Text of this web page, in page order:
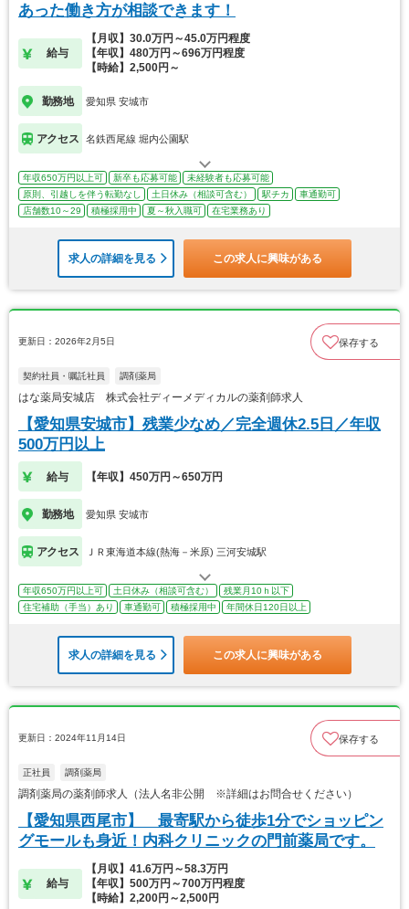
あった働き方が相談できます！
給与
【月収】30.0万円～45.0万円程度
【年収】480万円～696万円程度
【時給】2,500円～
勤務地 愛知県 安城市
アクセス 名鉄西尾線 堀内公園駅
年収650万円以上可 新卒も応募可能
未経験者も応募可能
原則、引越しを伴う転勤なし
土日休み（相談可含む） 駅チカ
車通勤可
店舗数10～29
積極採用中 夏～秋入職可 在宅業務あり
求人の詳細を見る この求人に興味がある
更新日：2026年2月5日 保存する
契約社員・嘱託社員 調剤薬局
はな薬局安城店 株式会社ディーメディカルの薬剤師求人
【愛知県安城市】残業少なめ／完全週休2.5日／年収
500万円以上
給与 【年収】450万円～650万円
勤務地 愛知県 安城市
アクセス ＪＲ東海道本線(熱海－米原) 三河安城駅
年収650万円以上可 土日休み（相談可含む）
残業月10ｈ以下
住宅補助（手当）あり
車通勤可 積極採用中 年間休日120日以上
求人の詳細を見る この求人に興味がある
更新日：2024年11月14日 保存する
正社員 調剤薬局
調剤薬局の薬剤師求人（法人名非公開 ※詳細はお問合せください）
【愛知県西尾市】 最寄駅から徒歩1分でショッピン
グモールも身近！内科クリニックの門前薬局です。
給与
【月収】41.6万円～58.3万円
【年収】500万円～700万円程度
【時給】2,200円～2,500円